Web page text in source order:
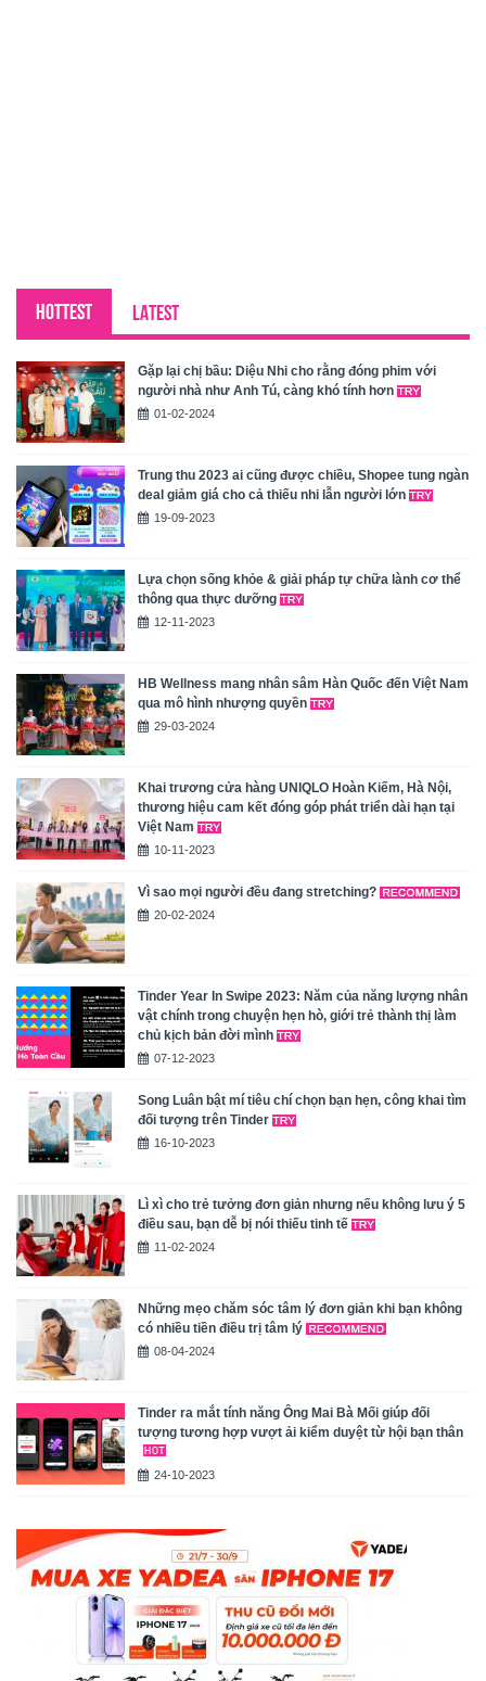
HOTTEST LATEST
Gặp lại chị bầu: Diệu Nhi cho rằng đóng phim với
người nhà như Anh Tú, càng khó tính hơn
01-02-2024
Trung thu 2023 ai cũng được chiều, Shopee tung ngàn
deal giảm giá cho cả thiếu nhi lẫn người lớn
19-09-2023
Lựa chọn sống khỏe & giải pháp tự chữa lành cơ thể
thông qua thực dưỡng
12-11-2023
HB Wellness mang nhân sâm Hàn Quốc đến Việt Nam
qua mô hình nhượng quyền
29-03-2024
Khai trương cửa hàng UNIQLO Hoàn Kiếm, Hà Nội,
thương hiệu cam kết đóng góp phát triển dài hạn tại
Việt Nam
10-11-2023
Vì sao mọi người đều đang stretching?
20-02-2024
Tinder Year In Swipe 2023: Năm của năng lượng nhân
vật chính trong chuyện hẹn hò, giới trẻ thành thị làm
chủ kịch bản đời mình
07-12-2023
Song Luân bật mí tiêu chí chọn bạn hẹn, công khai tìm
đối tượng trên Tinder
16-10-2023
Lì xì cho trẻ tưởng đơn giản nhưng nếu không lưu ý 5
điều sau, bạn dễ bị nói thiếu tinh tế
11-02-2024
Những mẹo chăm sóc tâm lý đơn giản khi bạn không
có nhiều tiền điều trị tâm lý
08-04-2024
Tinder ra mắt tính năng Ông Mai Bà Mối giúp đối
tượng tương hợp vượt ải kiểm duyệt từ hội bạn thân
24-10-2023